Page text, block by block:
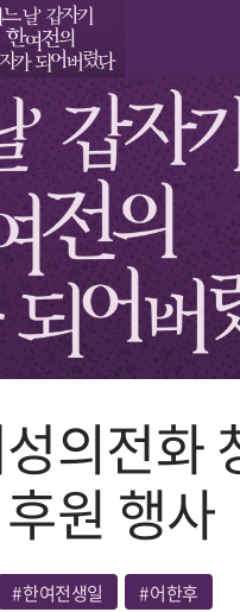
의전화
원 행사
#한여전생일 #어한후